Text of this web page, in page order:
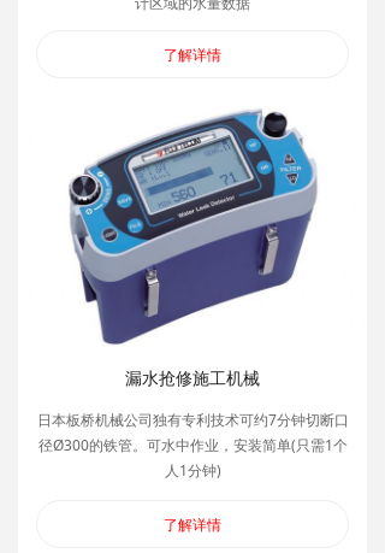
了解详情
漏水抢修施工机械
日本板桥机械公司独有专利技术可约7分钟切断口
径Ø300的铁管。可水中作业，安装简单(只需1个
人1分钟)
了解详情